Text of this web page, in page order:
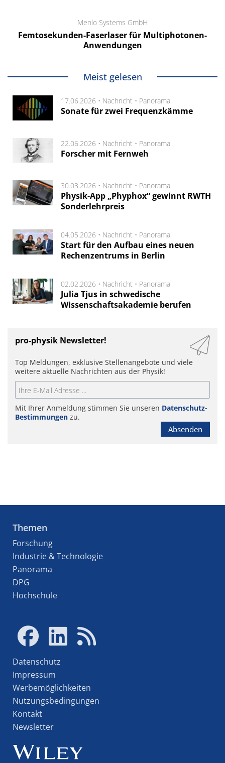
Menlo Systems GmbH
Femtosekunden-Faserlaser für Multiphotonen-
Anwendungen
Meist gelesen
17.06.2026 • Nachricht • Panorama
Sonate für zwei Frequenzkämme
22.06.2026 • Nachricht • Panorama
Forscher mit Fernweh
30.03.2026 • Nachricht • Panorama
Physik-App „Phyphox“ gewinnt RWTH
Sonderlehrpreis
04.05.2026 • Nachricht • Panorama
Start für den Aufbau eines neuen
Rechenzentrums in Berlin
02.02.2026 • Nachricht • Panorama
Julia Tjus in schwedische
Wissenschaftsakademie berufen
pro-physik Newsletter!
Top Meldungen, exklusive Stellenangebote und viele
weitere aktuelle Nachrichten aus der Physik!
Mit Ihrer Anmeldung stimmen Sie unseren Datenschutz-
Bestimmungen zu.
Absenden
Themen
Forschung
Industrie & Technologie
Panorama
DPG
Hochschule
Datenschutz
Impressum
Werbemöglichkeiten
Nutzungsbedingungen
Kontakt
Newsletter